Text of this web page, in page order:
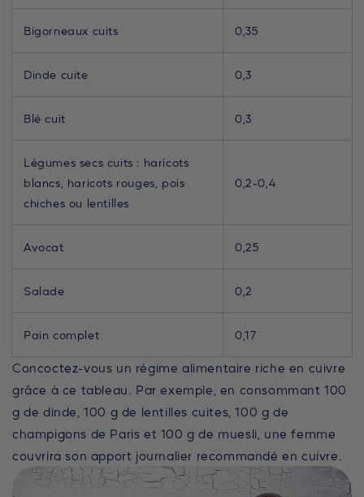
Bigorneaux cuits 0,35
Dinde cuite 0,3
Blé cuit 0,3
Légumes secs cuits : haricots
blancs, haricots rouges, pois
chiches ou lentilles
0,2-0,4
Avocat 0,25
Salade 0,2
Pain complet 0,17
Concoctez-vous un régime alimentaire riche en cuivre
grâce à ce tableau. Par exemple, en consommant 100
g de dinde, 100 g de lentilles cuites, 100 g de
champigons de Paris et 100 g de muesli, une femme
couvrira son apport journalier recommandé en cuivre.